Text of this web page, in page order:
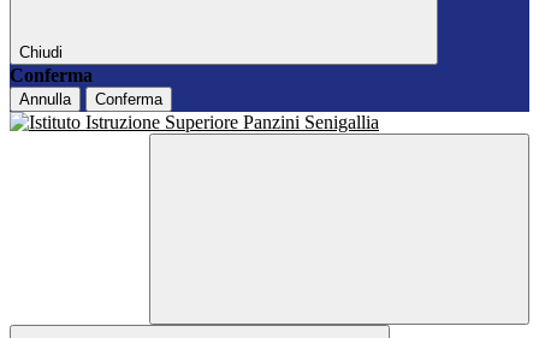
Chiudi
Conferma
Annulla Conferma